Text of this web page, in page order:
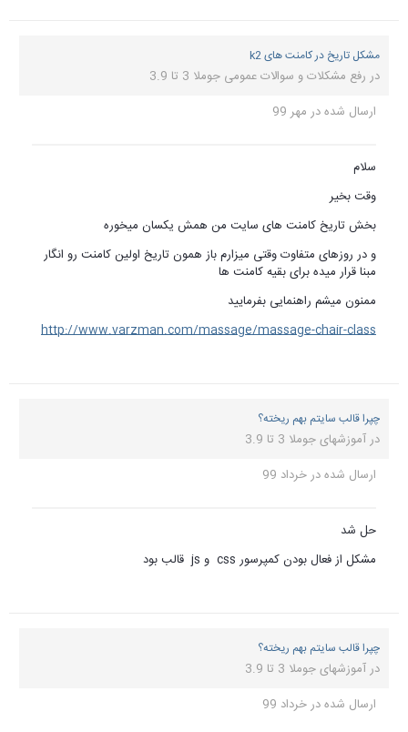
مشکل تاریخ در کامنت های k2
در رفع مشکلات و سوالات عمومی جوملا 3 تا 3.9
ارسال شده در مهر 99
سلام
وقت بخیر
بخش تاریخ کامنت های سایت من همش یکسان میخوره
و در روزهای متفاوت وقتی میزارم باز همون تاریخ اولین کامنت رو انگار
مبنا قرار میده برای بقیه کامنت ها
ممنون میشم راهنمایی بفرمایید
http://www.varzman.com/massage/massage-chair-class
چپرا قالب سایتم بهم ریخته؟
درآموزشهای جوملا 3 تا 3.9
ارسال شده درخرداد 99
حل شد
مشکل از فعال بودن کمپرسور css و js قالب بود
چپرا قالب سایتم بهم ریخته؟
درآموزشهای جوملا 3 تا 3.9
ارسال شده درخرداد 99